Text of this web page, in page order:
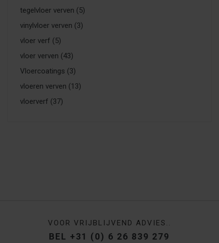
tegelvloer verven (5)
vinylvloer verven (3)
vloer verf (5)
vloer verven (43)
Vloercoatings (3)
vloeren verven (13)
vloerverf (37)
VOOR VRIJBLIJVEND ADVIES..
BEL +31 (0) 6 26 839 279